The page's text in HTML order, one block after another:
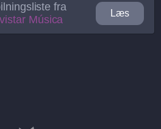
fra
Música
Læs